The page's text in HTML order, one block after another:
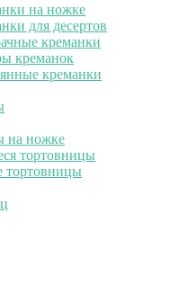
на ножке
для десертов
креманки
креманок
креманки
на ножке
тортовницы
тортовницы